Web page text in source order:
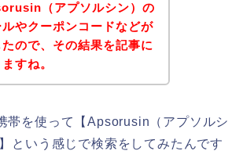
（アプソルシン）の
やクーポンコードなどが
ので、その結果を記事に
すね。
帯を使って【Apsorusin（アプソルシ
という感じで検索をしてみたんです